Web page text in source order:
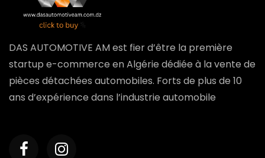
DAS AUTOMOTIVE AM est fier d’être la première
startup e-commerce en Algérie dédiée à la vente de
pièces détachées automobiles. Forts de plus de 10
ans d’expérience dans l’industrie automobile